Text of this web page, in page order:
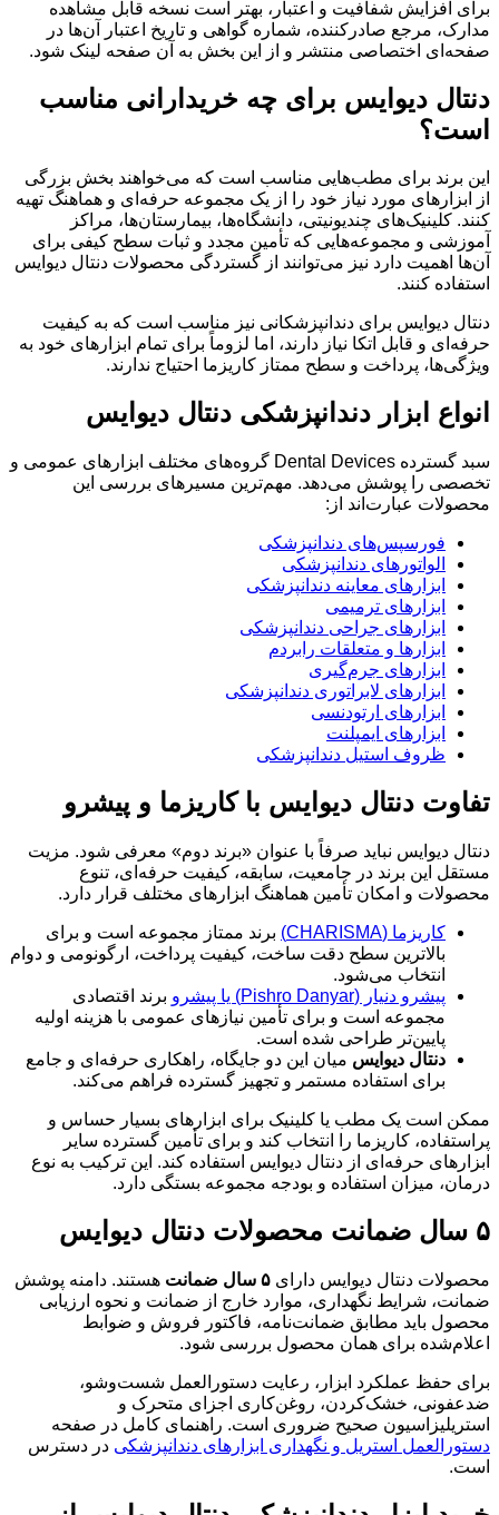
برای افزایش شفافیت و اعتبار، بهتر است نسخه قابل مشاهده
مدارک، مرجع صادرکننده، شماره گواهی و تاریخ اعتبار آن‌ها در
صفحه‌ای اختصاصی منتشر و از این بخش به آن صفحه لینک شود.
دنتال دیوایس برای چه خریدارانی مناسب
است؟
این برند برای مطب‌هایی مناسب است که می‌خواهند بخش بزرگی
از ابزارهای مورد نیاز خود را از یک مجموعه حرفه‌ای و هماهنگ تهیه
کنند. کلینیک‌های چندیونیتی، دانشگاه‌ها، بیمارستان‌ها، مراکز
آموزشی و مجموعه‌هایی که تأمین مجدد و ثبات سطح کیفی برای
آن‌ها اهمیت دارد نیز می‌توانند از گستردگی محصولات دنتال دیوایس
استفاده کنند.
دنتال دیوایس برای دندانپزشکانی نیز مناسب است که به کیفیت
حرفه‌ای و قابل اتکا نیاز دارند، اما لزوماً برای تمام ابزارهای خود به
ویژگی‌ها، پرداخت و سطح ممتاز کاریزما احتیاج ندارند.
انواع ابزار دندانپزشکی دنتال دیوایس
سبد گسترده Dental Devices گروه‌های مختلف ابزارهای عمومی و
تخصصی را پوشش می‌دهد. مهم‌ترین مسیرهای بررسی این
محصولات عبارت‌اند از:
فورسپس‌های دندانپزشکی
الواتورهای دندانپزشکی
ابزارهای معاینه دندانپزشکی
ابزارهای ترمیمی
ابزارهای جراحی دندانپزشکی
ابزارها و متعلقات رابردم
ابزارهای جرم‌گیری
ابزارهای لابراتوری دندانپزشکی
ابزارهای ارتودنسی
ابزارهای ایمپلنت
ظروف استیل دندانپزشکی
تفاوت دنتال دیوایس با کاریزما و پیشرو
دنتال دیوایس نباید صرفاً با عنوان «برند دوم» معرفی شود. مزیت
مستقل این برند در جامعیت، سابقه، کیفیت حرفه‌ای، تنوع
محصولات و امکان تأمین هماهنگ ابزارهای مختلف قرار دارد.
کاریزما (CHARISMA)
برند ممتاز مجموعه است و برای
بالاترین سطح دقت ساخت، کیفیت پرداخت، ارگونومی و دوام
انتخاب می‌شود.
پیشرو دنیار (Pishro Danyar) یا پیشرو
برند اقتصادی
مجموعه است و برای تأمین نیازهای عمومی با هزینه اولیه
پایین‌تر طراحی شده است.
دنتال دیوایس میان این دو جایگاه، راهکاری حرفه‌ای و جامع
برای استفاده مستمر و تجهیز گسترده فراهم می‌کند.
ممکن است یک مطب یا کلینیک برای ابزارهای بسیار حساس و
پراستفاده، کاریزما را انتخاب کند و برای تأمین گسترده سایر
ابزارهای حرفه‌ای از دنتال دیوایس استفاده کند. این ترکیب به نوع
درمان، میزان استفاده و بودجه مجموعه بستگی دارد.
۵ سال ضمانت محصولات دنتال دیوایس
محصولات دنتال دیوایس دارای ۵ سال ضمانت
هستند. دامنه پوشش
ضمانت، شرایط نگهداری، موارد خارج از ضمانت و نحوه ارزیابی
محصول باید مطابق ضمانت‌نامه، فاکتور فروش و ضوابط
اعلام‌شده برای همان محصول بررسی شود.
برای حفظ عملکرد ابزار، رعایت دستورالعمل شست‌وشو،
ضدعفونی، خشک‌کردن، روغن‌کاری اجزای متحرک و
استریلیزاسیون صحیح ضروری است. راهنمای کامل در صفحه
دستورالعمل استریل و نگهداری ابزارهای دندانپزشکی در دسترس
است.